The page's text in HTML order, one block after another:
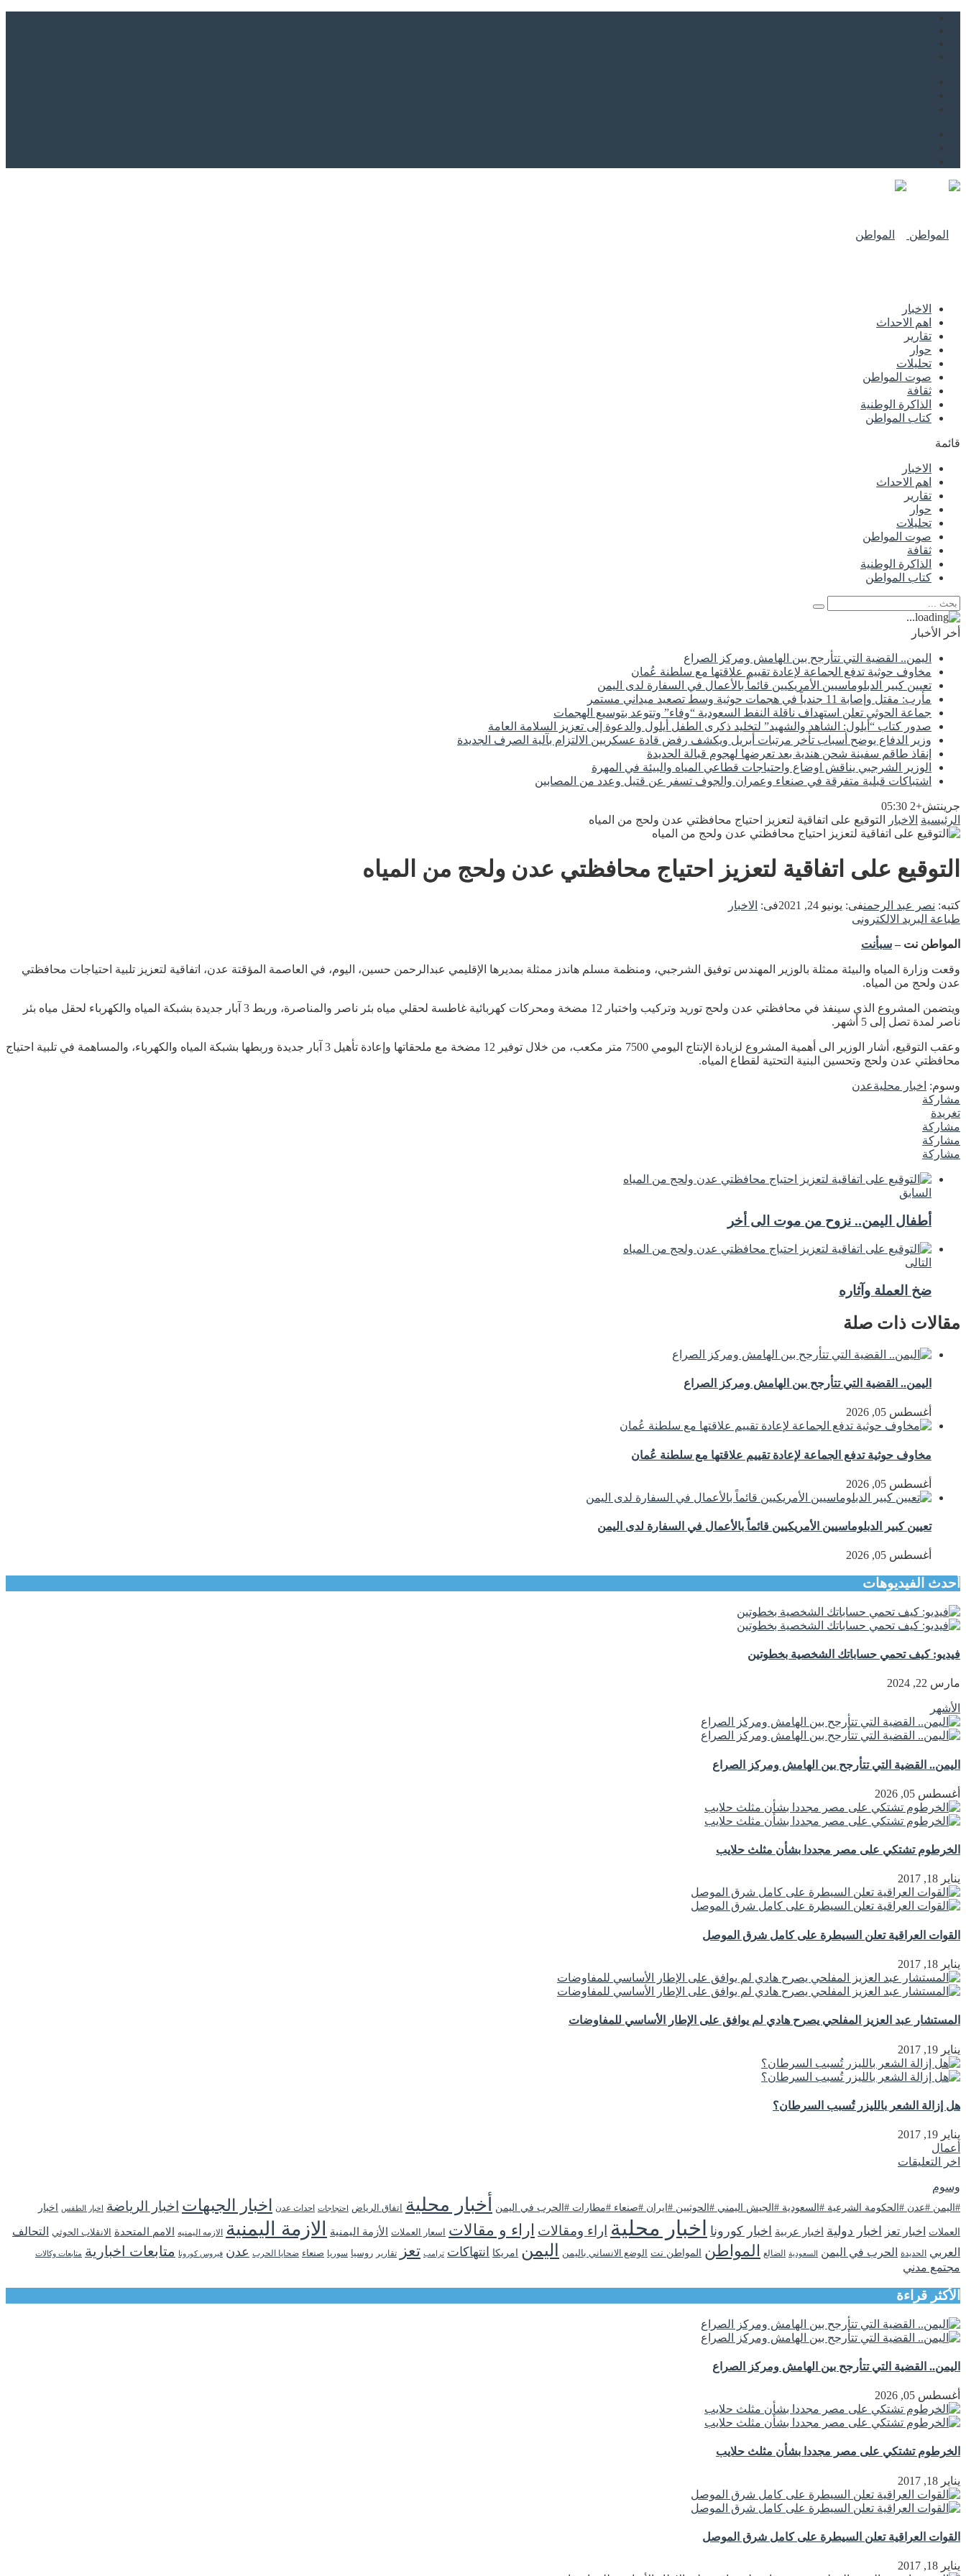
الاخبار
اهم الاحداث
تقارير
حوار
تحليلات
صوت المواطن
ثقافة
الذاكرة الوطنية
كتاب المواطن
قائمة
الاخبار
اهم الاحداث
تقارير
حوار
تحليلات
صوت المواطن
ثقافة
الذاكرة الوطنية
كتاب المواطن
أخر الأخبار
اليمن.. القضية التي تتأرجح بين الهامش ومركز الصراع
مخاوف حوثية تدفع الجماعة لإعادة تقييم علاقتها مع سلطنة عُمان
تعيين كبير الدبلوماسيين الأمريكيين قائماً بالأعمال في السفارة لدى اليمن
مأرب: مقتل وإصابة 11 جندياً في هجمات حوثية وسط تصعيد ميداني مستمر
جماعة الحوثي تعلن استهداف ناقلة النفط السعودية “وفاء” وتتوعد بتوسيع الهجمات
صدور كتاب “أيلول: الشاهد والشهيد” لتخليد ذكرى الطفل أيلول والدعوة إلى تعزيز السلامة العامة
وزير الدفاع يوضح أسباب تأخر مرتبات أبريل ويكشف رفض قادة عسكريين الالتزام بآلية الصرف الجديدة
إنقاذ طاقم سفينة شحن هندية بعد تعرضها لهجوم قبالة الحديدة
الوزير الشرجبي يناقش اوضاع واحتياجات قطاعي المياه والبيئة في المهرة
اشتباكات قبلية متفرقة في صنعاء وعمران والجوف تسفر عن قتيل وعدد من المصابين
جرينتش+2 05:30
الرئيسية الاخبار التوقيع على اتفاقية لتعزيز احتياج محافظتي عدن ولحج من المياه
التوقيع على اتفاقية لتعزيز احتياج محافظتي عدن ولحج من المياه
كتبه: نصر عبد الرحمنفى: يونيو 24, 2021 فى: الاخبار
طباعة البريد الالكترونى
المواطن نت – سبأنت
وقعت وزارة المياه والبيئة ممثلة بالوزير المهندس توفيق الشرجبي، ومنظمة مسلم هاندز ممثلة بمديرها الإقليمي عبدالرحمن حسين، اليوم، في العاصمة المؤقتة عدن، اتفاقية لتعزيز تلبية احتياجات محافظتي
عدن ولحج من المياه.
ويتضمن المشروع الذي سينفذ في محافظتي عدن ولحج توريد وتركيب واختبار 12 مضخة ومحركات كهربائية غاطسة لحقلي مياه بئر ناصر والمناصرة، وربط 3 آبار جديدة بشبكة المياه والكهرباء لحقل مياه بئر
ناصر لمدة تصل إلى 5 أشهر.
وعقب التوقيع، أشار الوزير الى أهمية المشروع لزيادة الإنتاج اليومي 7500 متر مكعب، من خلال توفير 12 مضخة مع ملحقاتها وإعادة تأهيل 3 آبار جديدة وربطها بشبكة المياه والكهرباء، والمساهمة في تلبية احتياج
محافظتي عدن ولحج وتحسين البنية التحتية لقطاع المياه.
وسوم: اخبار محليةعدن
مشاركة
تغريدة
مشاركة
مشاركة
مشاركة
السابق
أطفال اليمن.. نزوح من موت الى أخر
التالى
ضخ العملة وآثاره
مقالات ذات صلة
اليمن.. القضية التي تتأرجح بين الهامش ومركز الصراع
أغسطس 05, 2026
مخاوف حوثية تدفع الجماعة لإعادة تقييم علاقتها مع سلطنة عُمان
أغسطس 05, 2026
تعيين كبير الدبلوماسيين الأمريكيين قائماً بالأعمال في السفارة لدى اليمن
أغسطس 05, 2026
أحدث الفيديوهات
فيديو: كيف تحمي حساباتك الشخصية بخطوتين
مارس 22, 2024
الأشهر
اليمن.. القضية التي تتأرجح بين الهامش ومركز الصراع
أغسطس 05, 2026
الخرطوم تشتكي على مصر مجددا بشأن مثلث حلايب
يناير 18, 2017
القوات العراقية تعلن السيطرة على كامل شرق الموصل
يناير 18, 2017
المستشار عبد العزيز المفلحي يصرح هادي لم يوافق على الإطار الأساسي للمفاوضات
يناير 19, 2017
هل إزالة الشعر بالليزر تُسبب السرطان؟
يناير 19, 2017
أعمال
اخر التعليقات
وسوم
#اليمن #عدن #الحكومة الشرعية #السعودية #الجيش اليمني #الحوثيين #ايران #صنعاء #مطارات #الحرب في اليمن أخبار محلية اتفاق الرياض احتجاجات احداث عدن اخبار الجبهات اخبار الرياضة اخبار الطقس اخبار
العملات اخبار تعز اخبار دولية اخبار عربية اخبار كورونا اخبار محلية اراء ومقالات اراء و مقالات اسعار العملات الأزمة اليمنية الازمة اليمنية الازمه اليمنيه الامم المتحدة الانقلاب الحوثي التحالف
العربي
الحديدة الحرب في اليمن السعودية الضالع المواطن المواطن نت الوضع الانساني باليمن اليمن امريكا انتهاكات ترامب تعز تقارير روسيا سوريا صنعاء ضحايا الحرب عدن فيروس كورونا متابعات اخبارية متابعات وكالات
مجتمع مدني
الأكثر قراءة
اليمن.. القضية التي تتأرجح بين الهامش ومركز الصراع
أغسطس 05, 2026
الخرطوم تشتكي على مصر مجددا بشأن مثلث حلايب
يناير 18, 2017
القوات العراقية تعلن السيطرة على كامل شرق الموصل
يناير 18, 2017